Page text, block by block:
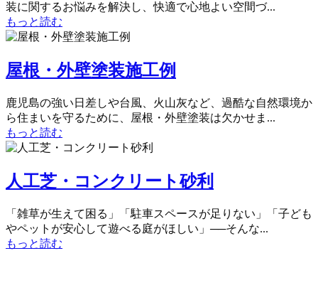
装に関するお悩みを解決し、快適で心地よい空間づ...
もっと読む
屋根・外壁塗装施工例
鹿児島の強い日差しや台風、火山灰など、過酷な自然環境か
ら住まいを守るために、屋根・外壁塗装は欠かせま...
もっと読む
人工芝・コンクリート砂利
「雑草が生えて困る」「駐車スペースが足りない」「子ども
やペットが安心して遊べる庭がほしい」──そんな...
もっと読む